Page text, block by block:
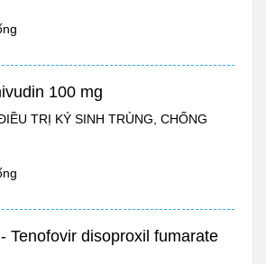
100 mg
TRỊ KÝ SINH TRÙNG, CHỐNG
- Tenofovir disoproxil fumarate